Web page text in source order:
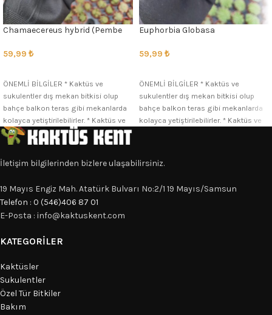
Chamaecereus hybrid (Pembe
59,99 ₺
ÖNEMLİ BİLGİLER * Kaktüs ve
sukulentler dış mekan bitkisi olup
bahçe balkon teras gibi mekanlarda
kolayca yetiştirilebilirler. * Kaktüs ve
Euphorbia Globasa
59,99 ₺
ÖNEMLİ BİLGİLER * Kaktüs ve
sukulentler dış mekan bitkisi olup
bahçe balkon teras gibi mekanlarda
kolayca yetiştirilebilirler. * Kaktüs ve
İletişim bilgilerinden bizlere ulaşabilirsiniz.
19 Mayıs Engiz Mah. Atatürk Bulvarı No:2/1 19 Mayıs/Samsun
Telefon : 0 (546)406 87 01
E-Posta : info@kaktuskent.com
KATEGORILER
Kaktüsler
Sukulentler
Özel Tür Bitkiler
Bakım